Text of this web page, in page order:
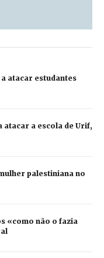
atacar estudantes
atacar a escola de Urif,
palestiniana no
«como não o fazia